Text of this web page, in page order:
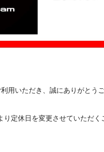
用いただき、誠にありがとうご
定休日を変更させていただく